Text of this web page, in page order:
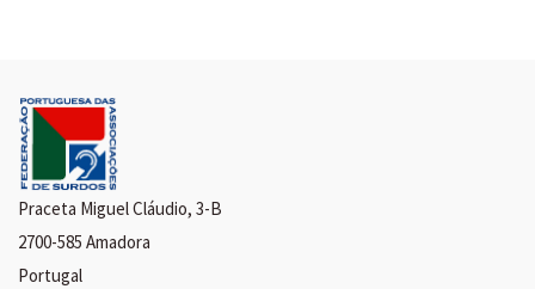
Praceta Miguel Cláudio, 3-B
2700-585 Amadora
Portugal